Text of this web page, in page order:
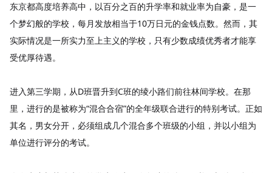
东京都高度培养高中，以百分之百的升学率和就业率为自豪，是一
个梦幻般的学校，每月发放相当于10万日元的金钱点数。然而，其
实际情况是一所实力至上主义的学校，只有少数成绩优秀者才能享
受优厚待遇。
进入第三学期，从D班晋升到C班的绫小路们前往林间学校。在那
里，进行的是被称为“混合合宿”的全年级联合进行的特别考试。正如
其名，男女分开，必须组成几个混合多个班级的小组，并以小组为
单位进行评分的考试。